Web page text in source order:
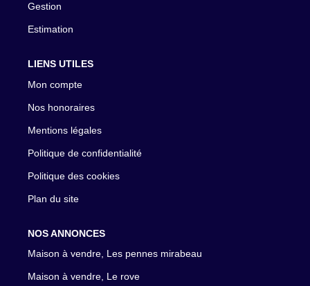
Gestion
Estimation
LIENS UTILES
Mon compte
Nos honoraires
Mentions légales
Politique de confidentialité
Politique des cookies
Plan du site
NOS ANNONCES
Maison à vendre, Les pennes mirabeau
Maison à vendre, Le rove